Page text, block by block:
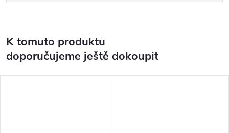
K tomuto produktu
doporučujeme ještě dokoupit